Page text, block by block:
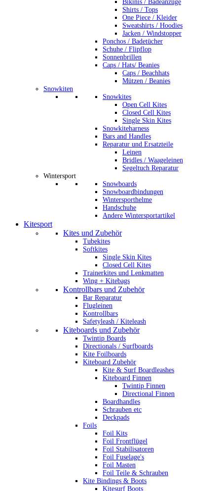
Bikinis / Badeanzüge
Shirts / Tops
One Piece / Kleider
Sweatshirts / Hoodies
Jacken / Windstopper
Ponchos / Badetücher
Schuhe / Flipflop
Sonnenbrillen
Caps / Hats/ Beanies
Caps / Beachhats
Mützen / Beanies
Snowkiten
Snowkites
Open Cell Kites
Closed Cell Kites
Single Skin Kites
Snowkiteharness
Bars and Handles
Reparatur und Ersatzteile
Leinen
Bridles / Waageleinen
Segeltuch Reparatur
Wintersport
Snowboards
Snowboardbindungen
Wintersporthelme
Handschuhe
Andere Wintersportartikel
Kitesport
Kites und Zubehör
Tubekites
Softkites
Single Skin Kites
Closed Cell Kites
Trainerkites und Lenkmatten
Wing + Kitebags
Kontrollbars und Zubehör
Bar Reparatur
Flugleinen
Kontrollbars
Safetyleash / Kiteleash
Kiteboards und Zubehör
Twintip Boards
Directionals / Surfboards
Kite Foilboards
Kiteboard Zubehör
Kite & Surf Boardleashes
Kiteboard Finnen
Twintip Finnen
Directional Finnen
Boardhandles
Schrauben etc
Deckpads
Foils
Foil Kits
Foil Frontflügel
Foil Stabilisatoren
Foil Fuselage's
Foil Masten
Foil Teile & Schrauben
Kite Bindings & Boots
Kitesurf Boots